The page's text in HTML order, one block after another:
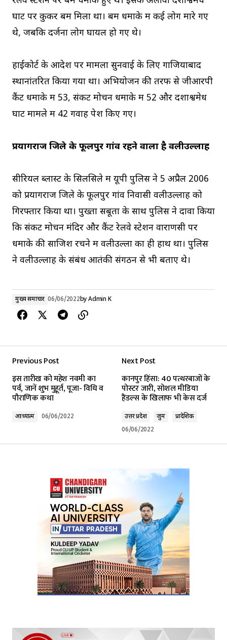
घाट पर कुकर बम मिला था। बम धमाके में कई लोग मारे गए
थे, जबकि दर्जनों लोग घायल हो गए थे।
हाईकोर्ट के आदेश पर मामला सुनवाई के लिए गाजियाबाद
स्थानांतरित किया गया था। अभियोजन की तरफ से जीआरपी
कैंट धमाके में 53, संकट मोचन धमाके में 52 और दशाश्वमेध
घाट मामले में 42 गवाह पेश किए गए।
प्रयागराज जिले के फूलपुर गांव रहने वाला है वलीउल्लाह
सीरियल ब्लास्ट के सिलसिले में यूपी पुलिस ने 5 अप्रैल 2006
को प्रयागराज जिले के फूलपुर गांव निवासी वलीउल्लाह को
गिरफ्तार किया था। पुख्ता सबूतों के साथ पुलिस ने दावा किया
कि संकट मोचन मंदिर और कैंट रेलवे स्टेशन वाराणसी पर
धमाके की साजिश रचने में वलीउल्ला का ही हाथ था। पुलिस
ने वलीउल्लाह के संबंध आतंकी संगठन से भी बताए थे।
मुख्य समाचार 06/06/2022byAdmin K
Previous Post
इस तारीख को महेश नवमी का
पर्व, जानें शुभ मुहूर्त, पूजा- विधि व
पौराणिक कथा
आध्यात्म 06/06/2022
Next Post
कानपुर हिंसा: 40 पत्थरबाजों के
पोस्टर जारी, सोशल मीडिया
हैंडल्स के खिलाफ भी केस दर्ज
उत्तर प्रदेश जुर्म
प्रादेशिक
06/06/2022